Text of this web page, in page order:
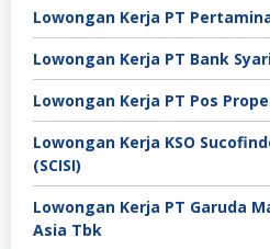
Lowongan Kerja PT
Lowongan Kerja PT Bank
Lowongan Kerja PT Pos
Lowongan Kerja KSO
(SCISI)
Lowongan Kerja PT Garuda
Asia Tbk